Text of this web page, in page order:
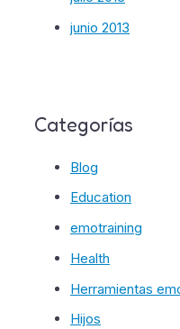
junio 2013
Categorías
Blog
Education
emotraining
Health
Herramientas
Hijos